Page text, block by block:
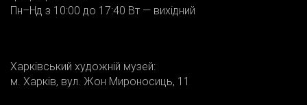
Пн–Нд з 10:00 до 17:40 Вт — вихідний
Харківський художній музей:
м. Харків, вул. Жон Мироносиць, 11